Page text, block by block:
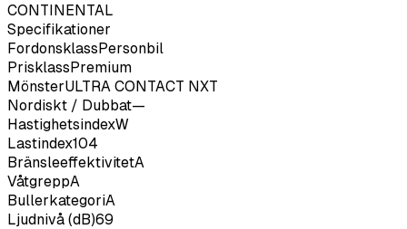
CONTINENTAL
Specifikationer
FordonsklassPersonbil
PrisklassPremium
MönsterULTRA CONTACT NXT
Nordiskt / Dubbat—
HastighetsindexW
Lastindex104
BränsleeffektivitetA
VåtgreppA
BullerkategoriA
Ljudnivå (dB)69